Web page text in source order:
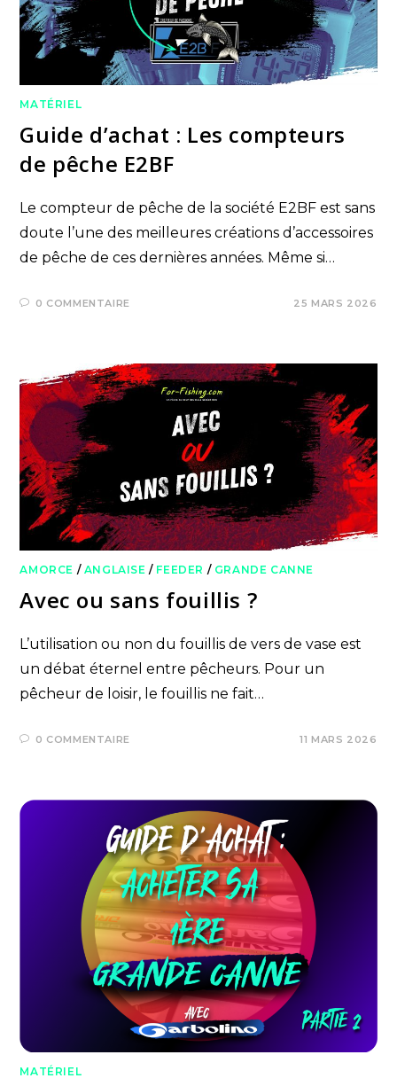
MATÉRIEL
Guide d’achat : Les compteurs
de pêche E2BF
Le compteur de pêche de la société E2BF est sans
doute l’une des meilleures créations d’accessoires
de pêche de ces dernières années. Même si…
0 COMMENTAIRE 25 MARS 2026
AMORCE / ANGLAISE / FEEDER / GRANDE CANNE
Avec ou sans fouillis ?
L’utilisation ou non du fouillis de vers de vase est
un débat éternel entre pêcheurs. Pour un
pêcheur de loisir, le fouillis ne fait…
0 COMMENTAIRE 11 MARS 2026
MATÉRIEL